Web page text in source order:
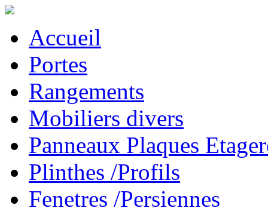
Accueil
Portes
Rangements
Mobiliers divers
Panneaux Plaques
Plinthes /Profils
Fenetres /Persiennes